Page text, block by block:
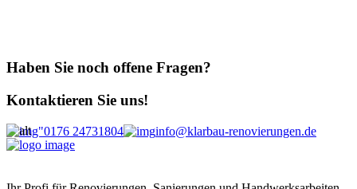
Haben Sie noch offene Fragen?
Kontaktieren Sie uns!
0176 24731804 info@klarbau-renovierungen.de